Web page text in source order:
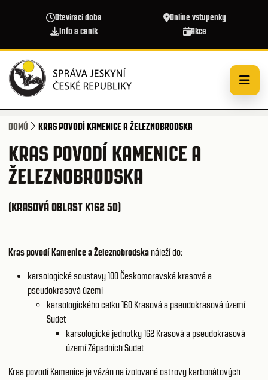
Otevírací doba
Online vstupenky
Info a ceník
Akce
DOMŮ KRAS POVODÍ KAMENICE A ŽELEZNOBRODSKA
KRAS POVODÍ KAMENICE A
ŽELEZNOBRODSKA
(KRASOVÁ OBLAST K162 50)
Kras povodí Kamenice a Železnobrodska náleží do:
karsologické soustavy 100Českomoravská krasová a
pseudokrasová území
karsologického celku 160 Krasová a pseudokrasová území
Sudet
karsologické jednotky 162 Krasová a pseudokrasová
území Západních Sudet
Kras povodí Kamenice je vázán na izolované ostrovy karbonátových